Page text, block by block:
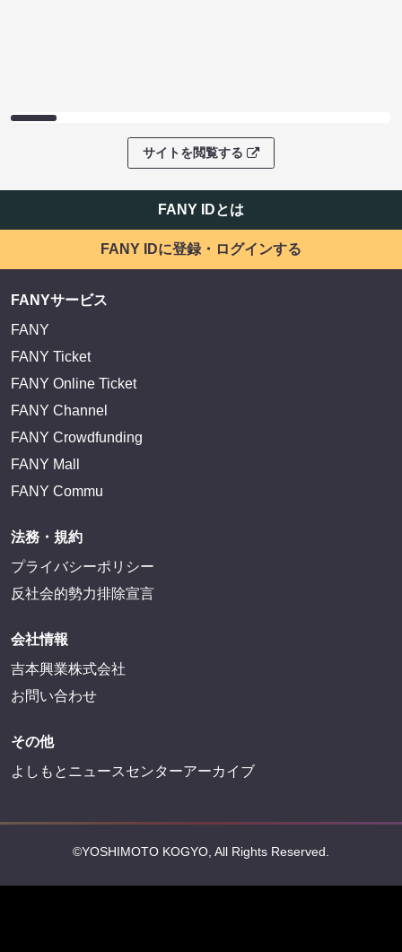
サイトを閲覧する
FANY IDとは
FANY IDに登録・ログインする
FANYサービス
FANY
FANY Ticket
FANY Online Ticket
FANY Channel
FANY Crowdfunding
FANY Mall
FANY Commu
法務・規約
プライバシーポリシー
反社会的勢力排除宣言
会社情報
吉本興業株式会社
お問い合わせ
その他
よしもとニュースセンターアーカイブ
©YOSHIMOTO KOGYO, All Rights Reserved.